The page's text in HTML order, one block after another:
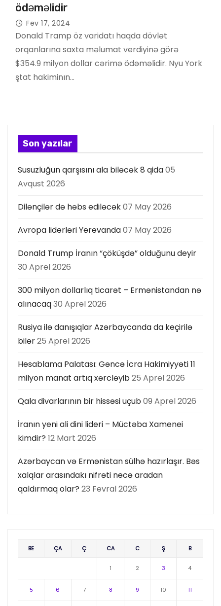
ödəməlidir
Fev 17, 2024
Donald Tramp öz varidatı haqda dövlət
orqanlarına saxta məlumat verdiyinə görə
$354.9 milyon dollar cərimə ödəməlidir. Nyu York
ştat hakiminın…
Son yazılar
Susuzluğun qarşısını ala biləcək 8 qida05
Avqust 2026
Dilənçilər də həbs ediləcək07 May 2026
Avropa liderləri Yerevanda07 May 2026
Donald Trump İranın “çöküşdə” olduğunu deyir
30 Aprel 2026
300 milyon dollarlıq ticarət – Ermənistandan nə
alınacaq30 Aprel 2026
Rusiya ilə danışıqlar Azərbaycanda da keçirilə
bilər25 Aprel 2026
Hesablama Palatası: Gəncə İcra Hakimiyyəti 11
milyon manat artıq xərcləyib25 Aprel 2026
Qala divarlarının bir hissəsi uçub09 Aprel 2026
İranın yeni ali dini lideri – Müctəba Xamenei
kimdir? 12 Mart 2026
Azərbaycan və Ermənistan sülhə hazırlaşır. Bəs
xalqlar arasındakı nifrəti necə aradan
qaldırmaq olar? 23 Fevral 2026
BE ÇA Ç CA C Ş B
1 2 3 4
5 6 7 8 9 10 11